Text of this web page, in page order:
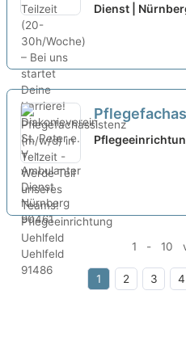
Deine
Dienst |
Teilzeit -
1 - 10
1 2 3 4